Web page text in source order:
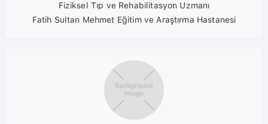
Fiziksel Tıp ve Rehabilitasyon Uzmanı
Fatih Sultan Mehmet Eğitim ve Araştırma Hastanesi